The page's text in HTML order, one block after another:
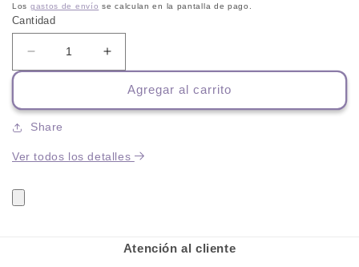
habitual
Los gastos de envío se calculan en la pantalla de pago.
Cantidad
Reducir
cantidad
Equilibrio
Perro
15+3
Aumentar
cantidad
para
Equilibrio
15+3
Agregar al carrito
Share
Ver todos los detalles
Atención al cliente